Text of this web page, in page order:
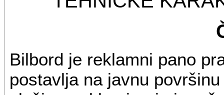
Bilbord je reklamni pano
postavlja na javnu